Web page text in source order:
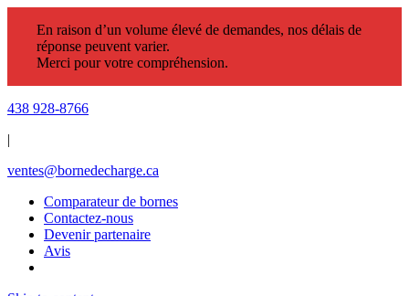
En raison d’un volume élevé de demandes, nos délais de
réponse peuvent varier.
Merci pour votre compréhension.
438 928-8766
|
ventes@bornedecharge.ca
Comparateur de bornes
Contactez-nous
Devenir partenaire
Avis